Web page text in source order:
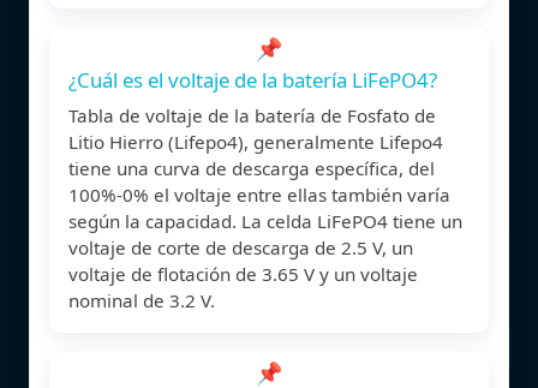
📌
¿Cuál es el voltaje de la batería LiFePO4?
Tabla de voltaje de la batería de Fosfato de
Litio Hierro (Lifepo4), generalmente Lifepo4
tiene una curva de descarga específica, del
100%-0% el voltaje entre ellas también varía
según la capacidad. La celda LiFePO4 tiene un
voltaje de corte de descarga de 2.5 V, un
voltaje de flotación de 3.65 V y un voltaje
nominal de 3.2 V.
📌